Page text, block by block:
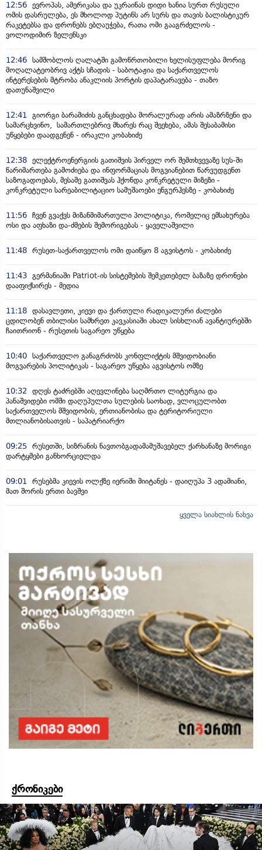
12:56 ევროპას, ამერიკასა და უკრაინას დიდი ხანია სურთ რუსული
ომის დასრულება, ეს მხოლოდ პუტინს არ სურს და თავის ბალისტიკურ
რაკეტებსა და დრონებს ებღაუჭება, რათა ომი გააგრძელოს -
ვოლოდიმირ ზელენსკი
12:46 სამშობლოს ღალატში გამოწრთობილი ხელისუფლება მორიგ
მოღალატეობრივ აქტს სჩადის - საბოტაჟია და საქართველოს
ინტერესების მტრობა ანაკლიის პორტის დაპატარავება - თაზო
დათუნაშვილი
12:41 გიორგი ბარამიძის განცხადება მორალურად არის ამაზრზენი და
სამარცხვინო, სამართლებრივ მხარეს რაც შეეხება, ამას შესაბამისი
უწყებები დაადგენენ - ირაკლი კობახიძე
12:38 ელექტროენერგიის გათიშვის პირველ ორ შემთხვევაზე სუს-ში
წარიმართება გამოძიება და ინფორმაციას მოგვიანებით წარვუდგენთ
საზოგადოებას, მესამე გათიშვას ჰქონდა კონკრეტული მიზეზი -
კონკრეტული სარეაბილიტაციო სამუშაოები ენგურჰესზე - კობახიძე
11:56 ჩვენ გვაქვს მიზანმიმართული პოლიტიკა, რომელიც ემსახურება
ოსი და აფხაზი და-ძმების შემორიგებას - ყაველაშვილი
11:48 რუსეთ-საქართველოს ომი დაიწყო 8 აგვისტოს - კობახიძე
11:43 გერმანიაში Patriot-ის სისტემების შემკეთებელ ბაზაზე დრონები
დააფიქსირეს - მედია
11:18 დასავლეთი, კიევი და ქართული რადიკალური ძალები
ცდილობენ თბილისი სამხრეთ კავკასიაში ახალ სისხლიან ავანტიურებში
ჩაითრიონ - რუსეთის საგარეო უწყება
10:40 საქართველო განაგრძობს კონფლიქტის მშვიდობიანი
მოგვარების პოლიტიკას - საგარეო უწყება აგვისტოს ომზე
10:32 დღეს ტაძრებში აღევლინება საღმრთო ლიტურგია და
პანაშვიდები ომში დაღუპულთა სულების საოხად, ვლოცულობთ
საქართველოს მშვიდობის, ერთიანობისა და ტერიტორიული
მთლიანობისათვის - საპატრიარქო
09:25 რუსეთში, სიზრანის ნავთობგადამამუშავებელ ქარხანაზე მორიგი
დარტყმები განხორციელდა
09:01 რუსებმა კიევის ოლქზე იერიში მიიტანეს - დაიღუპა 3 ადამიანი,
მათ შორის ერთი ბავშვი
ყველა სიახლის ნახვა
ქრონიკები